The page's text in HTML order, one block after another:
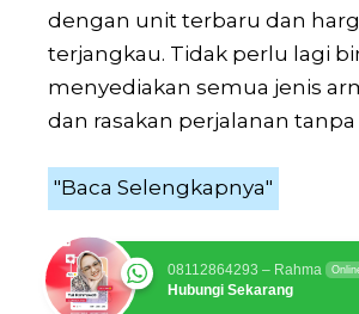
dengan unit terbaru dan
terjangkau. Tidak perlu lagi
menyediakan semua jenis
dan rasakan perjalanan
"Baca Selengkapnya"
08112864293 – Rahma
Hubungi Sekarang